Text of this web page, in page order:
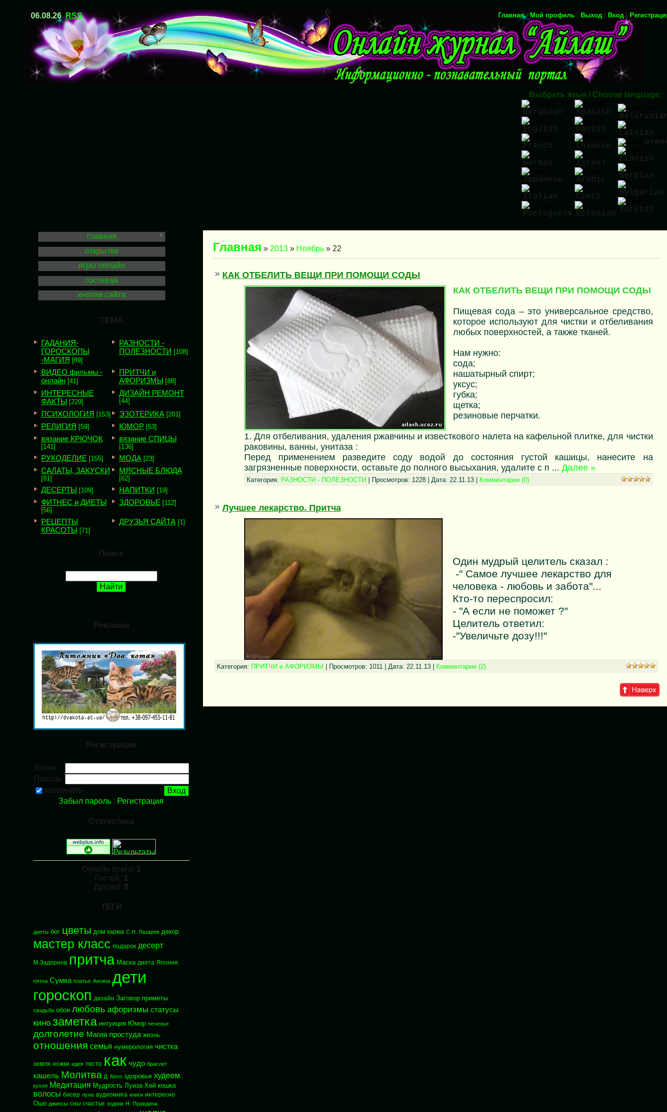
06.08.26RSS Главная| Мой профиль| Выход| Вход|
Выбрать язык / Choose language:
Ukranian
English
French
German
Japanese
Italian
Portuguese
Spanish
Danish
Chinese
Israel
Arabic
Czech
Estonian
Latvian
Finnish
Serbian
Bulgarian
Turkish
главная
открытки
игры онлайн
гостевая
кнопки сайта
ТЕМА
ГАДАНИЯ-
ГОРОСКОПЫ
-МАГИЯ [89]
РАЗНОСТИ -
ПОЛЕЗНОСТИ [108]
ВИДЕО фильмы -
онлайн [41]
ПРИТЧИ и
АФОРИЗМЫ [88]
ИНТЕРЕСНЫЕ
ФАКТЫ [229]
ДИЗАЙН РЕМОНТ
[44]
ПСИХОЛОГИЯ [153] ЭЗОТЕРИКА [201]
РЕЛИГИЯ [59] ЮМОР [53]
вязание КРЮЧОК
[141]
вязание СПИЦЫ
[136]
РУКОДЕЛИЕ [155] МОДА [23]
САЛАТЫ, ЗАКУСКИ
[81]
МЯСНЫЕ БЛЮДА
[62]
ДЕСЕРТЫ [109] НАПИТКИ [19]
ФИТНЕС и ДИЕТЫ
[56]
ЗДОРОВЬЕ [112]
РЕЦЕПТЫ
КРАСОТЫ [71]
ДРУЗЬЯ САЙТА [1]
Поиск
Реклама
Регистрация
Логин:
Пароль:
запомнить
Забыл пароль
Регистрация
Статистика
Онлайн всего: 1
Гостей: 1
Друзей: 0
ТЕГИ
диеты бог цветы дом карма С.Н. Лазарев декор
мастер класс подарок десерт
М.Задорнов притча Маска диета Япония
пятна Сумка платье Ангина дети
гороскоп дизайн Заговор приметы
свадьба обои любовь афоризмы статусы
кино заметка интуиция Юмор печенье
долголетие Магия простуда жизнь
отношения семья нумерология чистка
земля ножки идея тесто как чудо браслет
кашель Молитва Д. Кехо здоровье худеем
кухня Медитация Мудрость Луиза Хей кошка
волосы бисер луна аудиокнига книги интересно
Ошо джинсы сны счастье зодиак Н. Правдина
Главная » 2013 » Ноябрь » 22
КАК ОТБЕЛИТЬ ВЕЩИ ПРИ ПОМОЩИ СОДЫ
КАК ОТБЕЛИТЬ ВЕЩИ ПРИ ПОМОЩИ СОДЫ
Пищевая сода – это универсальное средство,
которое используют для чистки и отбеливания
любых поверхностей, а также тканей.
Нам нужно:
сода;
нашатырный спирт;
уксус;
губка;
щетка;
резиновые перчатки.
1. Для отбеливания, удаления ржавчины и известкового налета на кафельной плитке, для чистки
раковины, ванны, унитаза :
Перед применением разведите соду водой до состояния густой кашицы, нанесите на
загрязненные поверхности, оставьте до полного высыхания, удалите с п ... Далее »
Категория: РАЗНОСТИ - ПОЛЕЗНОСТИ | Просмотров: 1228 | Дата: 22.11.13| Комментарии (0)
Лучшее лекарство. Притча
Один мудрый целитель сказал :
-" Самое лучшее лекарство для
человека - любовь и забота"...
Кто-то переспросил:
- "А если не поможет ?"
Целитель ответил:
-"Увеличьте дозу!!!"
Категория: ПРИТЧИ и АФОРИЗМЫ | Просмотров: 1011 | Дата: 22.11.13| Комментарии (2)